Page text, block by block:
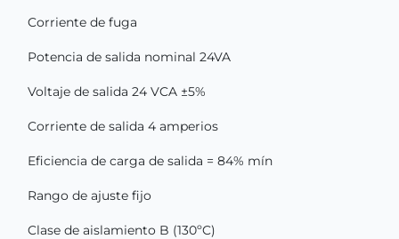
Corriente de fuga
Potencia de salida nominal 24VA
Voltaje de salida 24 VCA ±5%
Corriente de salida 4 amperios
Eficiencia de carga de salida = 84% mín
Rango de ajuste fijo
Clase de aislamiento B (130ºC)